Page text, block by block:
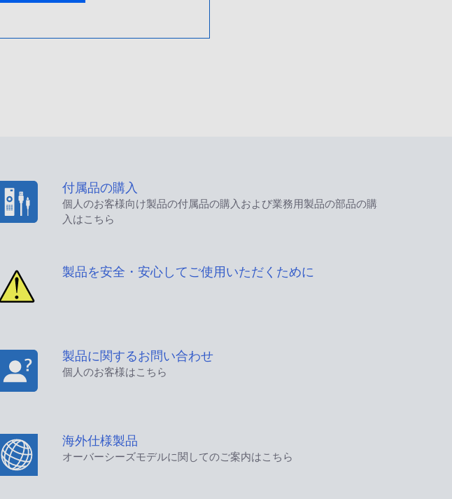
付属品の購入
個人のお客様向け製品の付属品の購入および業務用製品の部品の購
入はこちら
製品を安全・安心してご使用いただくために
製品に関するお問い合わせ
個人のお客様はこちら
海外仕様製品
オーバーシーズモデルに関してのご案内はこちら